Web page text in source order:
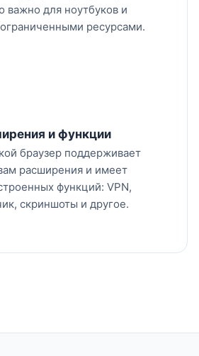
важно для ноутбуков и
ресурсами.
и функции
браузер поддерживает
расширения и имеет
функций: VPN,
скриншоты и другое.